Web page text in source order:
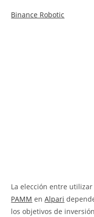
Binance Robotic
La elección entre
PAMM enAlpari
los objetivos de